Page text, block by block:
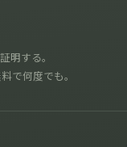
明する。
で何度でも。